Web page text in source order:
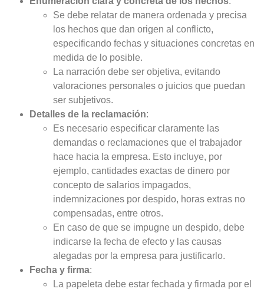
Se debe relatar de manera ordenada y precisa
los hechos que dan origen al conflicto,
especificando fechas y situaciones concretas en
medida de lo posible.
La narración debe ser objetiva, evitando
valoraciones personales o juicios que puedan
ser subjetivos.
Detalles de la reclamación:
Es necesario especificar claramente las
demandas o reclamaciones que el trabajador
hace hacia la empresa. Esto incluye, por
ejemplo, cantidades exactas de dinero por
concepto de salarios impagados,
indemnizaciones por despido, horas extras no
compensadas, entre otros.
En caso de que se impugne un despido, debe
indicarse la fecha de efecto y las causas
alegadas por la empresa para justificarlo.
Fecha y firma:
La papeleta debe estar fechada y firmada por el